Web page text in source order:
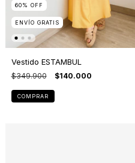
60% OFF
ENVÍO GRATIS
Vestido ESTAMBUL
$349.900 $140.000
COMPRAR